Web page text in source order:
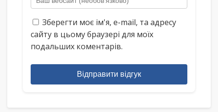
Зберегти моє ім'я, e-mail, та адресу
сайту в цьому браузері для моїх
подальших коментарів.
Відправити відгук